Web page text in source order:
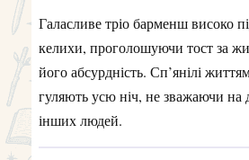
Галасливе тріо барменш високо
келихи, проголошуючи тост за
його абсурдність. Сп’янілі
гуляють усю ніч, не зважаючи на
інших людей.